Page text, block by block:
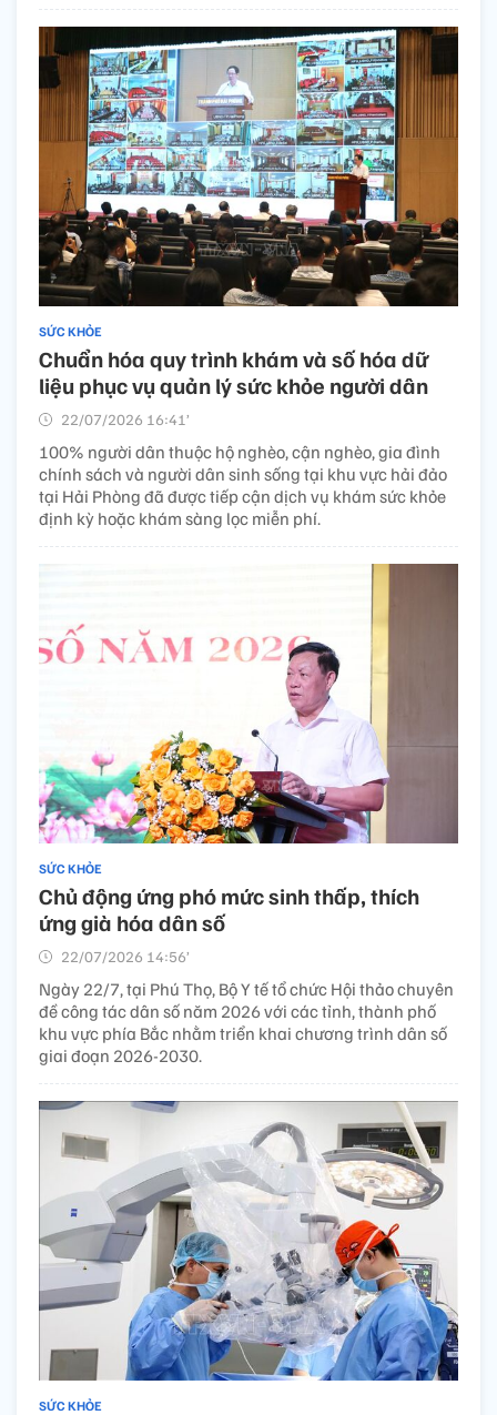
SỨC KHỎE
Chuẩn hóa quy trình khám và số hóa dữ
liệu phục vụ quản lý sức khỏe người dân
22/07/2026 16:41’
100% người dân thuộc hộ nghèo, cận nghèo, gia đình
chính sách và người dân sinh sống tại khu vực hải đảo
tại Hải Phòng đã được tiếp cận dịch vụ khám sức khỏe
định kỳ hoặc khám sàng lọc miễn phí.
SỨC KHỎE
Chủ động ứng phó mức sinh thấp, thích
ứng già hóa dân số
22/07/2026 14:56’
Ngày 22/7, tại Phú Thọ, Bộ Y tế tổ chức Hội thảo chuyên
đề công tác dân số năm 2026 với các tỉnh, thành phố
khu vực phía Bắc nhằm triển khai chương trình dân số
giai đoạn 2026-2030.
SỨC KHỎE